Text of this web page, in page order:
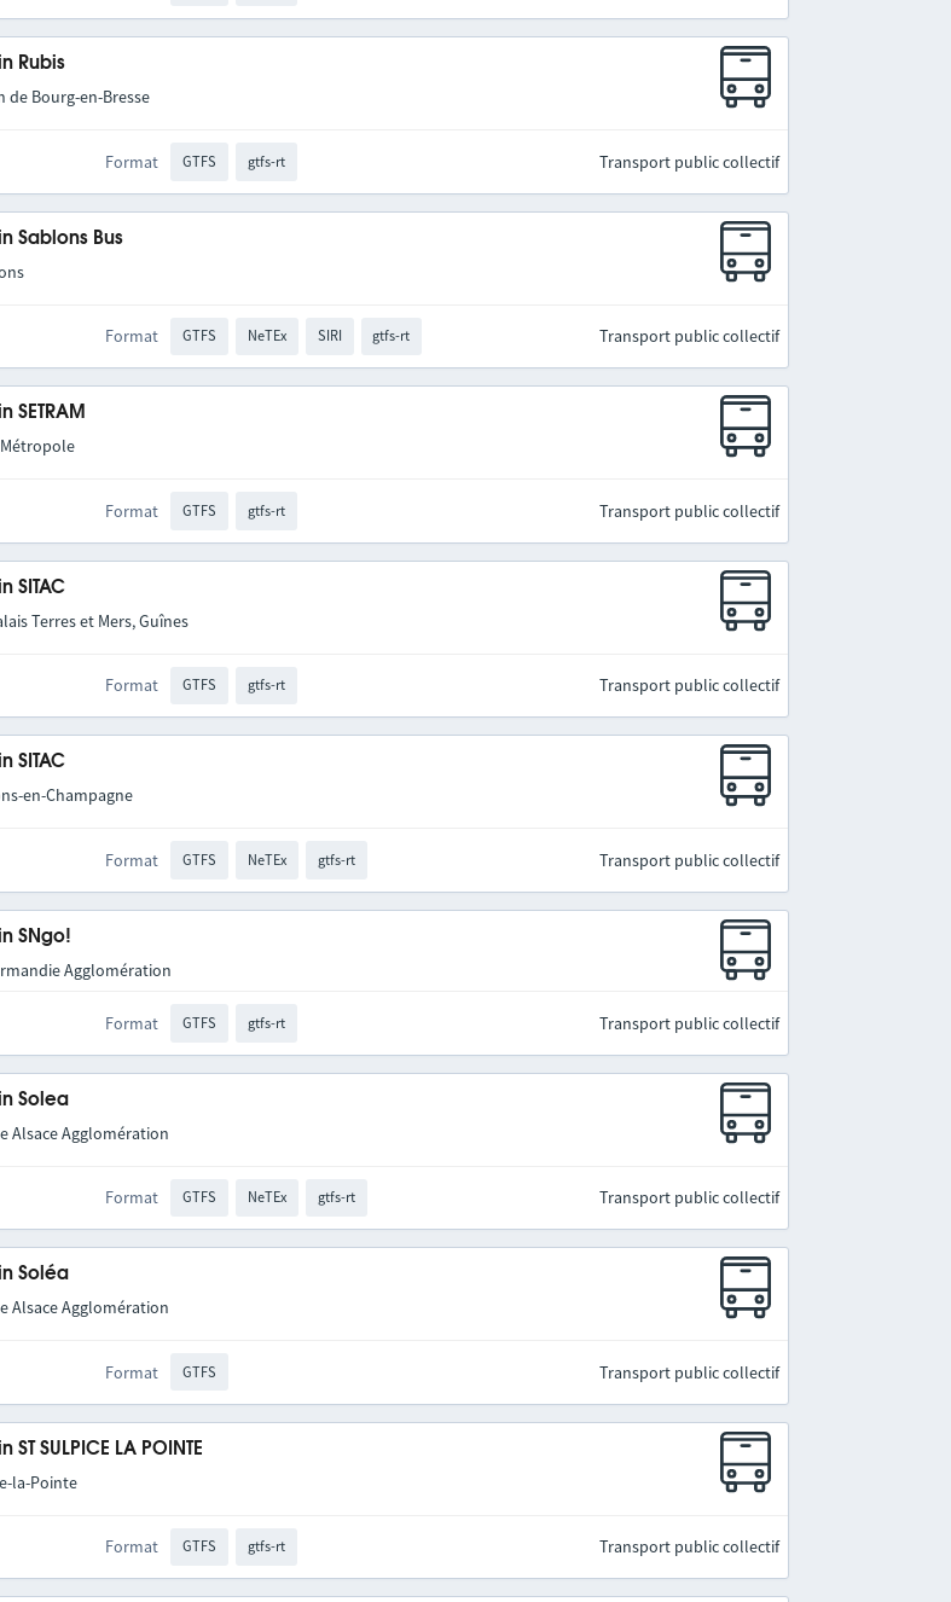
Rubis
de Bourg-en-Bresse
Format GTFS gtfs-rt Transport public collectif
Sablons Bus
Format GTFS NeTEx SIRI gtfs-rt Transport public collectif
SETRAM
Métropole
Format GTFS gtfs-rt Transport public collectif
SITAC
Terres et Mers, Guînes
Format GTFS gtfs-rt Transport public collectif
SITAC
en-Champagne
Format GTFS NeTEx gtfs-rt Transport public collectif
SNgo!
Agglomération
Format GTFS gtfs-rt Transport public collectif
Solea
Alsace Agglomération
Format GTFS NeTEx gtfs-rt Transport public collectif
Soléa
Alsace Agglomération
Format GTFS Transport public collectif
ST SULPICE LA POINTE
la-Pointe
Format GTFS gtfs-rt Transport public collectif